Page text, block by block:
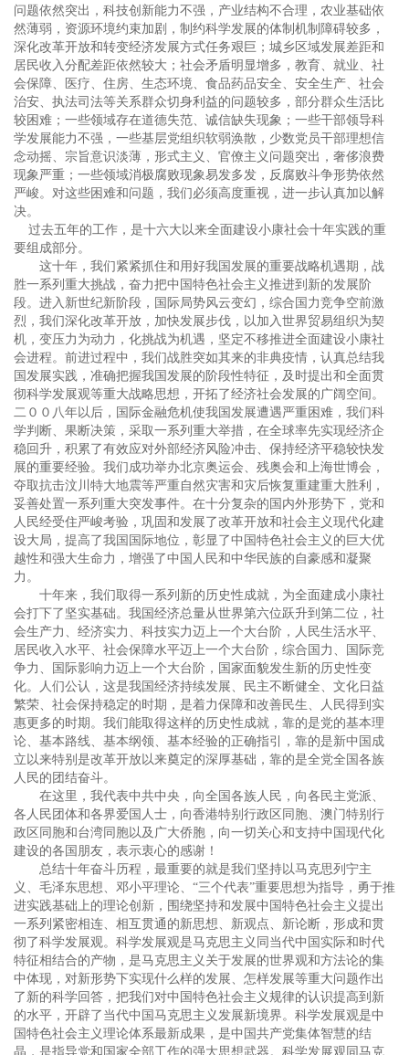
问题依然突出，科技创新能力不强，产业结构不合理，农业基础依
然薄弱，资源环境约束加剧，制约科学发展的体制机制障碍较多，
深化改革开放和转变经济发展方式任务艰巨；城乡区域发展差距和
居民收入分配差距依然较大；社会矛盾明显增多，教育、就业、社
会保障、医疗、住房、生态环境、食品药品安全、安全生产、社会
治安、执法司法等关系群众切身利益的问题较多，部分群众生活比
较困难；一些领域存在道德失范、诚信缺失现象；一些干部领导科
学发展能力不强，一些基层党组织软弱涣散，少数党员干部理想信
念动摇、宗旨意识淡薄，形式主义、官僚主义问题突出，奢侈浪费
现象严重；一些领域消极腐败现象易发多发，反腐败斗争形势依然
严峻。对这些困难和问题，我们必须高度重视，进一步认真加以解
决。
过去五年的工作，是十六大以来全面建设小康社会十年实践的重
要组成部分。
这十年，我们紧紧抓住和用好我国发展的重要战略机遇期，战
胜一系列重大挑战，奋力把中国特色社会主义推进到新的发展阶
段。进入新世纪新阶段，国际局势风云变幻，综合国力竞争空前激
烈，我们深化改革开放，加快发展步伐，以加入世界贸易组织为契
机，变压力为动力，化挑战为机遇，坚定不移推进全面建设小康社
会进程。前进过程中，我们战胜突如其来的非典疫情，认真总结我
国发展实践，准确把握我国发展的阶段性特征，及时提出和全面贯
彻科学发展观等重大战略思想，开拓了经济社会发展的广阔空间。
二００八年以后，国际金融危机使我国发展遭遇严重困难，我们科
学判断、果断决策，采取一系列重大举措，在全球率先实现经济企
稳回升，积累了有效应对外部经济风险冲击、保持经济平稳较快发
展的重要经验。我们成功举办北京奥运会、残奥会和上海世博会，
夺取抗击汶川特大地震等严重自然灾害和灾后恢复重建重大胜利，
妥善处置一系列重大突发事件。在十分复杂的国内外形势下，党和
人民经受住严峻考验，巩固和发展了改革开放和社会主义现代化建
设大局，提高了我国国际地位，彰显了中国特色社会主义的巨大优
越性和强大生命力，增强了中国人民和中华民族的自豪感和凝聚
力。
十年来，我们取得一系列新的历史性成就，为全面建成小康社
会打下了坚实基础。我国经济总量从世界第六位跃升到第二位，社
会生产力、经济实力、科技实力迈上一个大台阶，人民生活水平、
居民收入水平、社会保障水平迈上一个大台阶，综合国力、国际竞
争力、国际影响力迈上一个大台阶，国家面貌发生新的历史性变
化。人们公认，这是我国经济持续发展、民主不断健全、文化日益
繁荣、社会保持稳定的时期，是着力保障和改善民生、人民得到实
惠更多的时期。我们能取得这样的历史性成就，靠的是党的基本理
论、基本路线、基本纲领、基本经验的正确指引，靠的是新中国成
立以来特别是改革开放以来奠定的深厚基础，靠的是全党全国各族
人民的团结奋斗。
在这里，我代表中共中央，向全国各族人民，向各民主党派、
各人民团体和各界爱国人士，向香港特别行政区同胞、澳门特别行
政区同胞和台湾同胞以及广大侨胞，向一切关心和支持中国现代化
建设的各国朋友，表示衷心的感谢！
总结十年奋斗历程，最重要的就是我们坚持以马克思列宁主
义、毛泽东思想、邓小平理论、“三个代表”重要思想为指导，勇于推
进实践基础上的理论创新，围绕坚持和发展中国特色社会主义提出
一系列紧密相连、相互贯通的新思想、新观点、新论断，形成和贯
彻了科学发展观。科学发展观是马克思主义同当代中国实际和时代
特征相结合的产物，是马克思主义关于发展的世界观和方法论的集
中体现，对新形势下实现什么样的发展、怎样发展等重大问题作出
了新的科学回答，把我们对中国特色社会主义规律的认识提高到新
的水平，开辟了当代中国马克思主义发展新境界。科学发展观是中
国特色社会主义理论体系最新成果，是中国共产党集体智慧的结
晶，是指导党和国家全部工作的强大思想武器。科学发展观同马克